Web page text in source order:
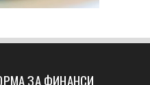
ЗА ФИНАНСИ